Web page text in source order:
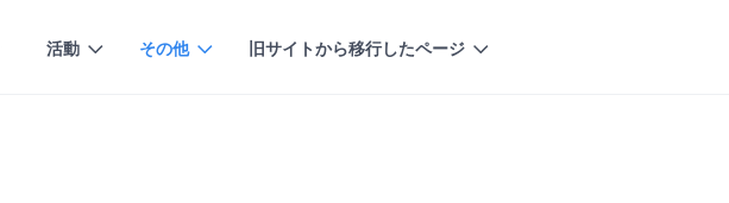
活動 その他 旧サイトから移行したページ